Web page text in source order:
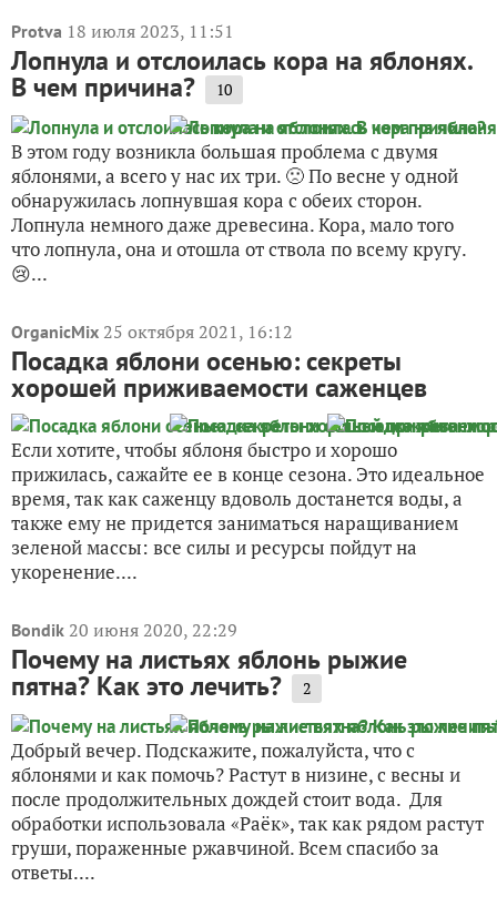
Protva 18 июля 2023, 11:51
Лопнула и отслоилась кора на яблонях.
В чем причина? 10
В этом году возникла большая проблема с двумя
яблонями, а всего у нас их три. 🙁 По весне у одной
обнаружилась лопнувшая кора с обеих сторон.
Лопнула немного даже древесина. Кора, мало того
что лопнула, она и отошла от ствола по всему кругу.
😢...
OrganicMix 25 октября 2021, 16:12
Посадка яблони осенью: секреты
хорошей приживаемости саженцев
Если хотите, чтобы яблоня быстро и хорошо
прижилась, сажайте ее в конце сезона. Это идеальное
время, так как саженцу вдоволь достанется воды, а
также ему не придется заниматься наращиванием
зеленой массы: все силы и ресурсы пойдут на
укоренение....
Bondik 20 июня 2020, 22:29
Почему на листьях яблонь рыжие
пятна? Как это лечить? 2
Добрый вечер. Подскажите, пожалуйста, что с
яблонями и как помочь? Растут в низине, с весны и
после продолжительных дождей стоит вода. Для
обработки использовала «Раёк», так как рядом растут
груши, пораженные ржавчиной. Всем спасибо за
ответы....